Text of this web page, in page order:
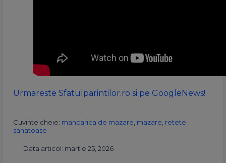
Urmareste Sfatulparintilor.ro si pe GoogleNews!
Cuvinte cheie: mancarica de mazare mazare retete
sanatoase
Data articol: martie 25, 2026